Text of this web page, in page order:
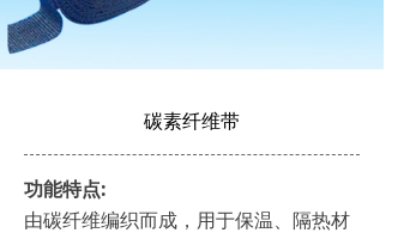
碳素纤维带
功能特点:
由碳纤维编织而成，用于保温、隔热材